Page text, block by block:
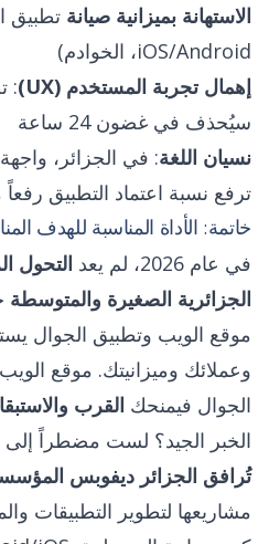
الاستهانة بميزانية صيانة تطبيق
iOS/Android، الخوادم)
إهمال تجربة المستخدم (UX)
:
سيُحذف في غضون 24 ساعة
نسيان اللغة: في الجزائر،
ترفع نسبة اعتماد التطبيق
خاتمة: الأداة المناسبة للهدف
في عام 2026، لم يعد
التحول
الجزائرية الصغيرة والمتوسطة
موقع الويب وتطبيق الجوال
وعملائك وميزانيتك. موقع
الجوال فيمنحك القرب
الخبر الجيد؟ لست مضطراً إلى
تُرافق الجزائر ديفوبس
مشاريعها لتطوير التطبيقات